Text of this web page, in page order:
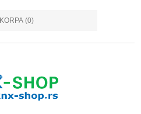
KORPA (0)